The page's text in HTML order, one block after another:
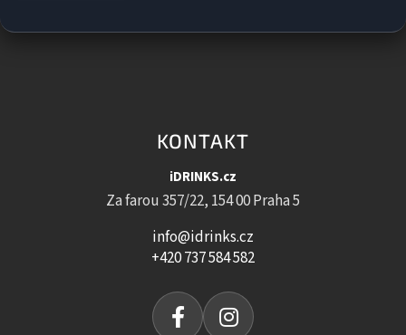
KONTAKT
iDRINKS.cz
Za farou 357/22, 154 00 Praha 5
info@idrinks.cz
+420 737 584 582